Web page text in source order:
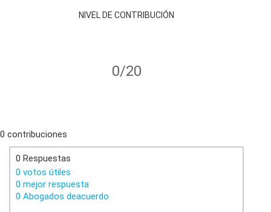
NIVEL DE CONTRIBUCIÓN
0/20
0 contribuciones
0 Respuestas
0 votos útiles
0 mejor respuesta
0 Abogados deacuerdo